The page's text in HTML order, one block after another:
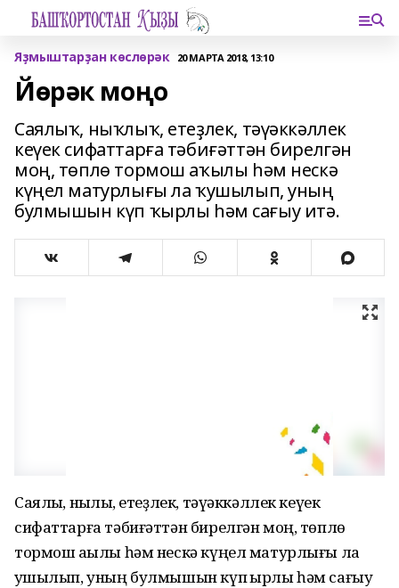
Яҙмыштарҙан көслөрәк 20 МАРТА 2018, 13:10
Йөрәк моңо
Саялыҡ, ныҡлыҡ, етеҙлек, тәүәккәллек
кеүек сифаттарға тәбиғәттән бирелгән
моң, төплө тормош аҡылы һәм нескә
күңел матурлығы ла ҡушылып, уның
булмышын күп ҡырлы һәм сағыу итә.
Саялыҡ, ныҡлыҡ, етеҙлек, тәүәккәллек кеүек
сифаттарға тәбиғәттән бирелгән моң, төплө
тормош аҡылы һәм нескә күңел матурлығы ла
ҡушылып, уның булмышын күп ҡырлы һәм сағыу